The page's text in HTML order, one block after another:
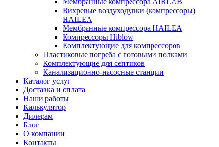
Мембранные компрессора AIRLAB
Вихревые воздуходувки (компрессоры)
HAILEA
Мембранные компрессора HAILEA
Компрессоры Hiblow
Комплектующие для компрессоров
Пластиковые погреба с готовыми полками
Комплектующие для септиков
Канализационно-насосные станции
Каталог услуг
Доставка и оплата
Наши работы
Калькулятор
Дилерам
Блог
О компании
Контакты